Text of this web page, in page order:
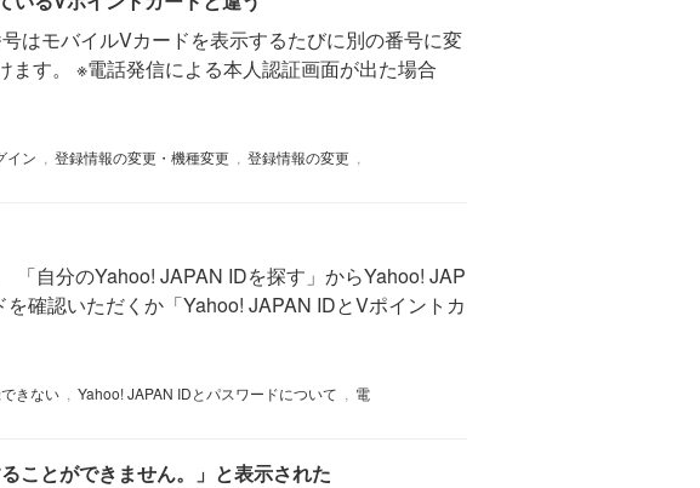
はモバイルVカードを表示するたびに別の番号に変
す。 ※電話発信による本人認証画面が出た場合
イン 登録情報の変更・機種変更 登録情報の変更
「自分のYahoo! JAPAN IDを探す」からYahoo! JAP
確認いただくか「Yahoo! JAPAN IDとVポイントカ
きない Yahoo! JAPAN IDとパスワードについて
電
ことができません。」と表示された